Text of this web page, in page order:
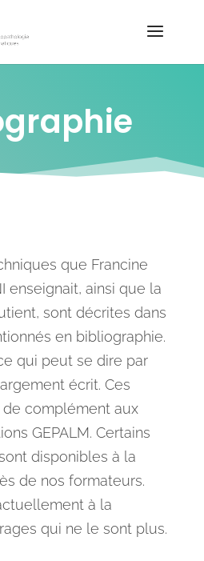
que Francine
enseignait, ainsi que la
sont décrites dans
en bibliographie.
qui peut se dire par
écrit. Ces
complément aux
GEPALM. Certains
disponibles à la
de nos formateurs.
à la
qui ne le sont plus.